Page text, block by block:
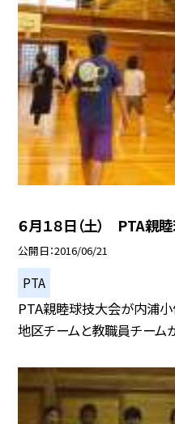
６月１８日（土） PTA親
公開日 2016/06/21
PTA
PTA親睦球技大会が内浦小
地区チームと教職員チーム